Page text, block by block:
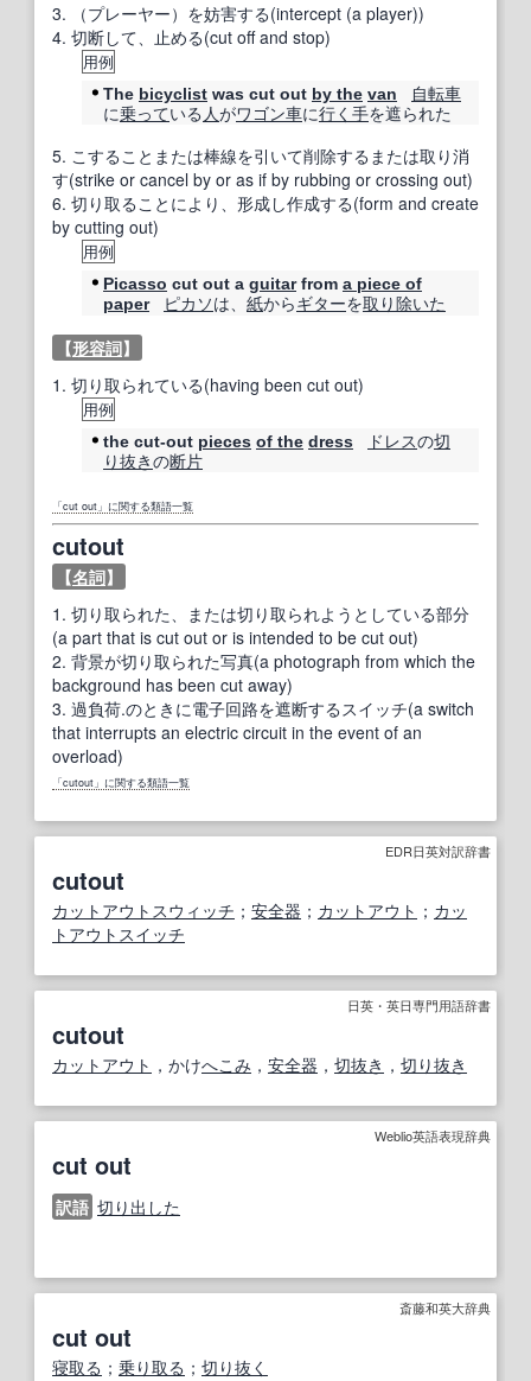
3. （プレーヤー）を妨害する(intercept (a player))
4. 切断して、止める(cut off and stop)
用例
The bicyclist was cut out by the van
自転車
に乗っている 人がワゴン車に行く手を遮られた
5. こすることまたは棒線を引いて削除するまたは取り消
す(strike or cancel by or as if by rubbing or crossing out)
6. 切り取ることにより、形成し作成する(form and create
by cutting out)
用例
Picasso cut out a guitarfrom a piece of
paper
ピカソは、 紙からギターを取り除いた
【形容詞】
1. 切り取られている(having been cut out)
用例
the cut-out pieces of the dress ドレスの切
り抜きの断片
「cut out」に関する類語一覧
cutout
【名詞】
1. 切り取られた、または切り取られようとしている部分
(a part that is cut out or is intended to be cut out)
2. 背景が切り取られた写真(a photograph from which the
background has been cut away)
3. 過負荷.のときに電子回路を遮断するスイッチ(a switch
that interrupts an electric circuit in the event of an
overload)
「cutout」に関する類語一覧
EDR日英対訳辞書
cutout
カットアウトスウィッチ ； 安全器 ； カットアウト ； カッ
トアウトスイッチ
日英・英日専門用語辞書
cutout
カットアウト ，かけへこみ ， 安全器 ， 切抜き ， 切り抜き
Weblio英語表現辞典
cut out
訳語 切り出した
斎藤和英大辞典
cut out
寝取る ； 乗り取る ； 切り抜く